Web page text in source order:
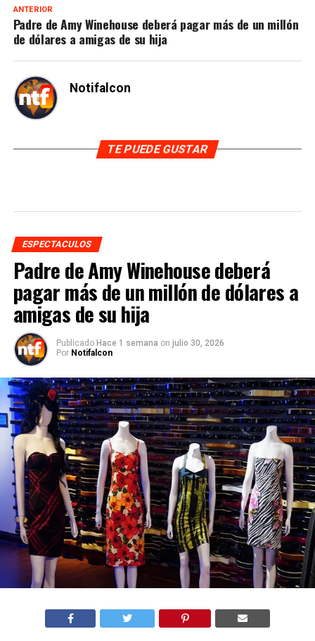
ANTERIOR
Padre de Amy Winehouse deberá pagar más de un millón
de dólares a amigas de su hija
Notifalcon
TE PUEDE GUSTAR
ESPECTACULOS
Padre de Amy Winehouse deberá
pagar más de un millón de dólares a
amigas de su hija
Publicado Hace 1 semana on julio 30, 2026
Por Notifalcon